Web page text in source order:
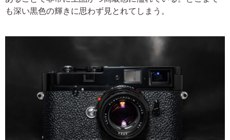
も深い黒色の輝きに思わず見とれてしまう。